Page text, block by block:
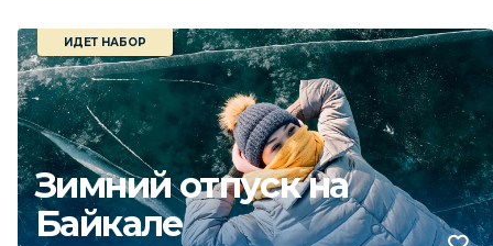
Зимний отпуск на
Байкале
ИДЕТ НАБОР